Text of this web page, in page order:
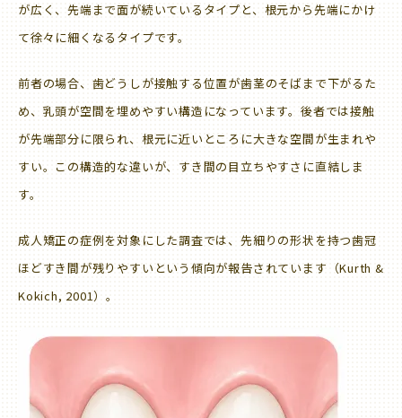
が広く、先端まで面が続いているタイプと、根元から先端にかけ
て徐々に細くなるタイプです。
前者の場合、歯どうしが接触する位置が歯茎のそばまで下がるた
め、乳頭が空間を埋めやすい構造になっています。後者では接触
が先端部分に限られ、根元に近いところに大きな空間が生まれや
すい。この構造的な違いが、すき間の目立ちやすさに直結しま
す。
成人矯正の症例を対象にした調査では、先細りの形状を持つ歯冠
ほどすき間が残りやすいという傾向が報告されています（Kurth &
Kokich, 2001）。